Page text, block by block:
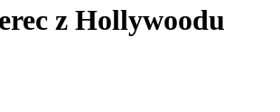
z Hollywoodu